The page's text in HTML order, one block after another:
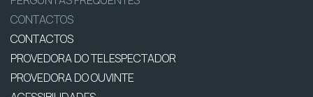
CONTACTOS
CONTACTOS
PROVEDORA DO TELESPECTADOR
PROVEDORA DO OUVINTE